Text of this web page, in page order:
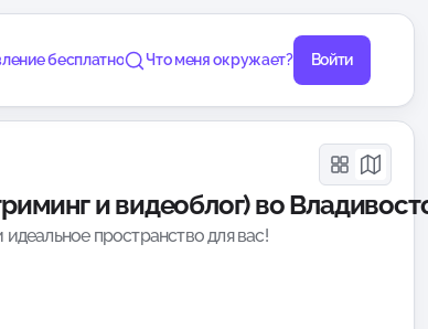
бесплатно Что меня окружает? Войти
и видеоблог) во
пространство для вас!